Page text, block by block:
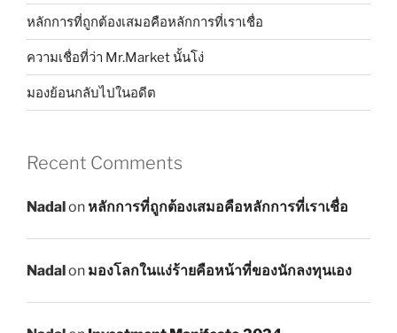
หลักการที่ถูกต้องเสมอคือหลักการที่เราเชื่อ
ความเชื่อที่ว่า Mr.Market นั้นโง่
มองย้อนกลับไปในอดีต
Recent Comments
Nadalon หลักการที่ถูกต้องเสมอคือหลักการที่เราเชื่อ
Nadalon มองโลกในแง่ร้ายคือหน้าที่ของนักลงทุนเอง